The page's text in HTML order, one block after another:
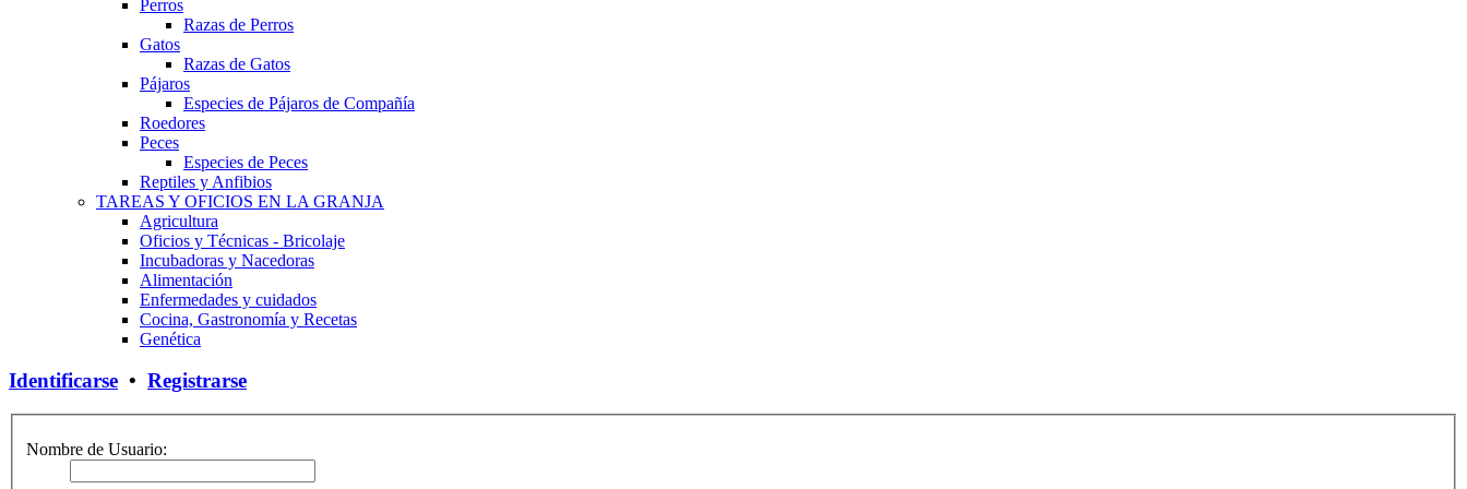
Perros
Razas de Perros
Gatos
Razas de Gatos
Pájaros
Especies de Pájaros de Compañía
Roedores
Peces
Especies de Peces
Reptiles y Anfibios
TAREAS Y OFICIOS EN LA GRANJA
Agricultura
Oficios y Técnicas - Bricolaje
Incubadoras y Nacedoras
Alimentación
Enfermedades y cuidados
Cocina, Gastronomía y Recetas
Genética
Identificarse • Registrarse
Nombre de Usuario: